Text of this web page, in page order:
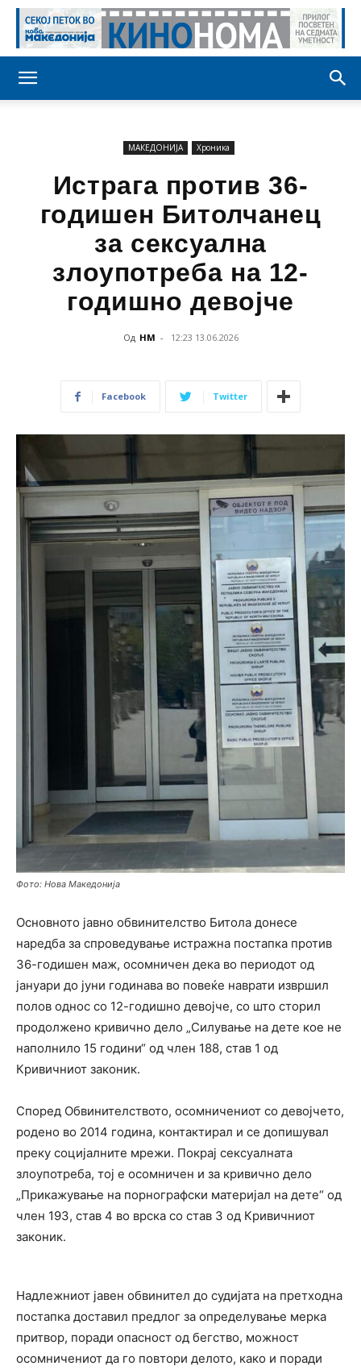
МАКЕДОНИЈА Хроника
Истрага против 36-
годишен Битолчанец
за сексуална
злоупотреба на 12-
годишно девојче
Од НМ - 12:23 13.06.2026
Facebook Twitter
Фото: Нова Македонија
Основното јавно обвинителство Битола донесе
наредба за спроведување истражна постапка против
36-годишен маж, осомничен дека во периодот од
јануари до јуни годинава во повеќе наврати извршил
полов однос со 12-годишно девојче, со што сторил
продолжено кривично дело „Силување на дете кое не
наполнило 15 години“ од член 188, став 1 од
Кривичниот законик.
Според Обвинителството, осомничениот со девојчето,
родено во 2014 година, контактирал и се допишувал
преку социјалните мрежи. Покрај сексуалната
злоупотреба, тој е осомничен и за кривично дело
„Прикажување на порнографски материјал на дете“ од
член 193, став 4 во врска со став 3 од Кривичниот
законик.
Надлежниот јавен обвинител до судијата на претходна
постапка доставил предлог за определување мерка
притвор, поради опасност од бегство, можност
осомничениот да го повтори делото, како и поради